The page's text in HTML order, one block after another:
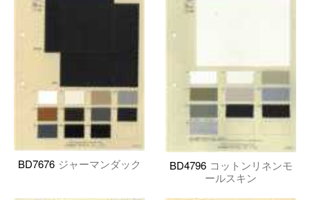
BD7676 ジャーマンダック BD4796 コットンリネンモ
ールスキン